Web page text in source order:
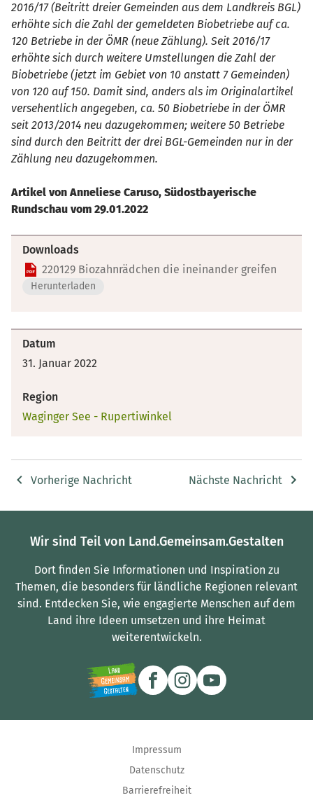
2016/17 (Beitritt dreier Gemeinden aus dem Landkreis BGL)
erhöhte sich die Zahl der gemeldeten Biobetriebe auf ca.
120 Betriebe in der ÖMR (neue Zählung). Seit 2016/17
erhöhte sich durch weitere Umstellungen die Zahl der
Biobetriebe (jetzt im Gebiet von 10 anstatt 7 Gemeinden)
von 120 auf 150. Damit sind, anders als im Originalartikel
versehentlich angegeben, ca. 50 Biobetriebe in der ÖMR
seit 2013/2014 neu dazugekommen; weitere 50 Betriebe
sind durch den Beitritt der drei BGL-Gemeinden nur in der
Zählung neu dazugekommen.
Artikel von Anneliese Caruso, Südostbayerische
Rundschau vom 29.01.2022
Downloads
220129 Biozahnrädchen die ineinander greifen
Herunterladen
Datum
31. Januar 2022
Region
Waginger See - Rupertiwinkel
Vorherige Nachricht Nächste Nachricht
Wir sind Teil von Land.Gemeinsam.Gestalten
Dort finden Sie Informationen und Inspiration zu
Themen, die besonders für ländliche Regionen relevant
sind. Entdecken Sie, wie engagierte Menschen auf dem
Land ihre Ideen umsetzen und ihre Heimat
weiterentwickeln.
Impressum
Datenschutz
Barrierefreiheit